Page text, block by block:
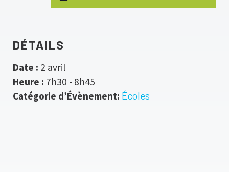
DÉTAILS
Date : 2 avril
Heure : 7h30 - 8h45
Catégorie d’Évènement: Écoles